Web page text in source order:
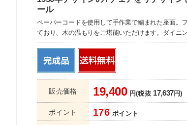
ール
ペーパーコードを使用して手作業で編まれた座面。
ており、木の温もりをご堪能いただけます。ダイニ
販売価格 19,400円(税抜 17,637円)
ポイント 176 ポイント